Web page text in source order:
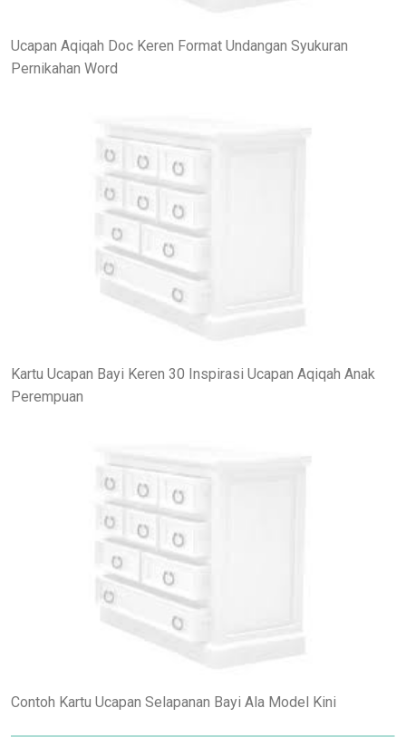
Ucapan Aqiqah Doc Keren Format Undangan Syukuran
Pernikahan Word
Kartu Ucapan Bayi Keren 30 Inspirasi Ucapan Aqiqah Anak
Perempuan
Contoh Kartu Ucapan Selapanan Bayi Ala Model Kini